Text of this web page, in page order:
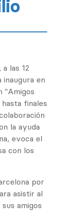
las 12
inaugura en
"Amigos
finales
la ayuda
​​evoca el
con los
por
asistir al
amigos